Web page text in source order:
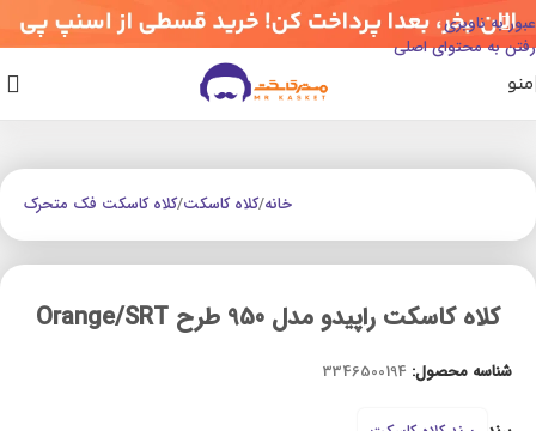
عبور به ناوبری
رفتن به محتوای اصلی
منو
خانه/کلاه کاسکت/کلاه کاسکت فک متحرک
کلاه کاسکت راپیدو مدل 950 طرح Orange/SRT
شناسه محصول: 3346500194